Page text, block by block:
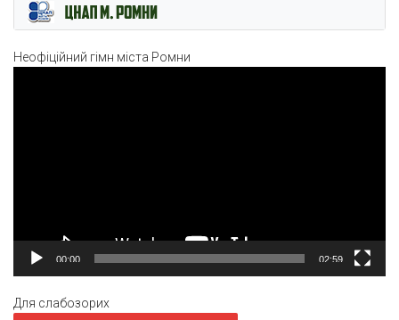
Неофіційний гімн міста Ромни
00:00 02:59
Для слабозорих